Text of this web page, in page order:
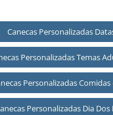
Canecas Personalizadas
Personalizadas Temas
Personalizadas Comidas
Personalizadas Dia Dos